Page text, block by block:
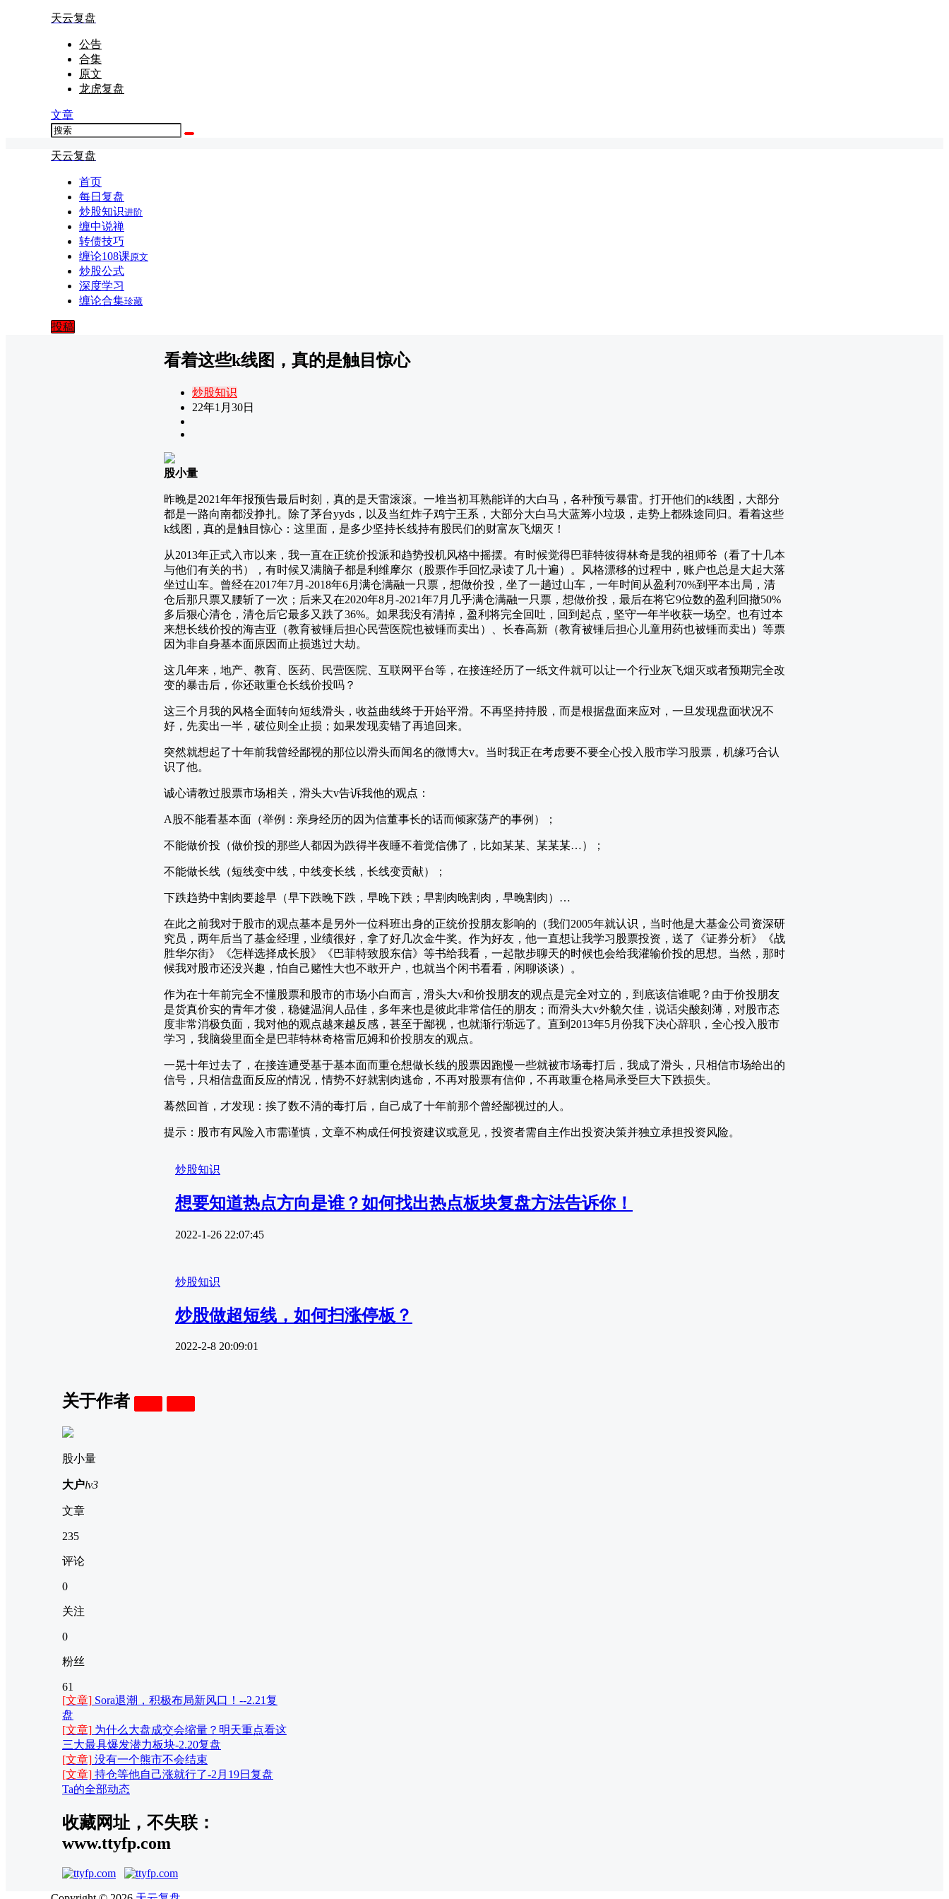
天云复盘
公告
合集
原文
龙虎复盘
文章
天云复盘
首页
每日复盘
炒股知识进阶
缠中说禅
转债技巧
缠论108课原文
炒股公式
深度学习
缠论合集珍藏
投稿
看着这些k线图，真的是触目惊心
炒股知识
22年1月30日
股小量
昨晚是2021年年报预告最后时刻，真的是天雷滚滚。一堆当初耳熟能详的大白马，各种预亏暴雷。打开他们的k线图，大部分
都是一路向南都没挣扎。除了茅台yyds，以及当红炸子鸡宁王系，大部分大白马大蓝筹小垃圾，走势上都殊途同归。看着这些
k线图，真的是触目惊心：这里面，是多少坚持长线持有股民们的财富灰飞烟灭！
从2013年正式入市以来，我一直在正统价投派和趋势投机风格中摇摆。有时候觉得巴菲特彼得林奇是我的祖师爷（看了十几本
与他们有关的书），有时候又满脑子都是利维摩尔（股票作手回忆录读了几十遍）。风格漂移的过程中，账户也总是大起大落
坐过山车。曾经在2017年7月-2018年6月满仓满融一只票，想做价投，坐了一趟过山车，一年时间从盈利70%到平本出局，清
仓后那只票又腰斩了一次；后来又在2020年8月-2021年7月几乎满仓满融一只票，想做价投，最后在将它9位数的盈利回撤50%
多后狠心清仓，清仓后它最多又跌了36%。如果我没有清掉，盈利将完全回吐，回到起点，坚守一年半收获一场空。也有过本
来想长线价投的海吉亚（教育被锤后担心民营医院也被锤而卖出）、长春高新（教育被锤后担心儿童用药也被锤而卖出）等票
因为非自身基本面原因而止损逃过大劫。
这几年来，地产、教育、医药、民营医院、互联网平台等，在接连经历了一纸文件就可以让一个行业灰飞烟灭或者预期完全改
变的暴击后，你还敢重仓长线价投吗？
这三个月我的风格全面转向短线滑头，收益曲线终于开始平滑。不再坚持持股，而是根据盘面来应对，一旦发现盘面状况不
好，先卖出一半，破位则全止损；如果发现卖错了再追回来。
突然就想起了十年前我曾经鄙视的那位以滑头而闻名的微博大v。当时我正在考虑要不要全心投入股市学习股票，机缘巧合认
识了他。
诚心请教过股票市场相关，滑头大v告诉我他的观点：
A股不能看基本面（举例：亲身经历的因为信董事长的话而倾家荡产的事例）；
不能做价投（做价投的那些人都因为跌得半夜睡不着觉信佛了，比如某某、某某某…）；
不能做长线（短线变中线，中线变长线，长线变贡献）；
下跌趋势中割肉要趁早（早下跌晚下跌，早晚下跌；早割肉晚割肉，早晚割肉）…
在此之前我对于股市的观点基本是另外一位科班出身的正统价投朋友影响的（我们2005年就认识，当时他是大基金公司资深研
究员，两年后当了基金经理，业绩很好，拿了好几次金牛奖。作为好友，他一直想让我学习股票投资，送了《证券分析》《战
胜华尔街》《怎样选择成长股》《巴菲特致股东信》等书给我看，一起散步聊天的时候也会给我灌输价投的思想。当然，那时
候我对股市还没兴趣，怕自己赌性大也不敢开户，也就当个闲书看看，闲聊谈谈）。
作为在十年前完全不懂股票和股市的市场小白而言，滑头大v和价投朋友的观点是完全对立的，到底该信谁呢？由于价投朋友
是货真价实的青年才俊，稳健温润人品佳，多年来也是彼此非常信任的朋友；而滑头大v外貌欠佳，说话尖酸刻薄，对股市态
度非常消极负面，我对他的观点越来越反感，甚至于鄙视，也就渐行渐远了。直到2013年5月份我下决心辞职，全心投入股市
学习，我脑袋里面全是巴菲特林奇格雷厄姆和价投朋友的观点。
一晃十年过去了，在接连遭受基于基本面而重仓想做长线的股票因跑慢一些就被市场毒打后，我成了滑头，只相信市场给出的
信号，只相信盘面反应的情况，情势不好就割肉逃命，不再对股票有信仰，不再敢重仓格局承受巨大下跌损失。
蓦然回首，才发现：挨了数不清的毒打后，自己成了十年前那个曾经鄙视过的人。
提示：股市有风险入市需谨慎，文章不构成任何投资建议或意见，投资者需自主作出投资决策并独立承担投资风险。
炒股知识
想要知道热点方向是谁？如何找出热点板块复盘方法告诉你！
2022-1-26 22:07:45
炒股知识
炒股做超短线，如何扫涨停板？
2022-2-8 20:09:01
关于作者
股小量
大户lv3
文章
235
评论
0
关注
0
粉丝
61
[文章] Sora退潮，积极布局新风口！--2.21复
盘
[文章] 为什么大盘成交会缩量？明天重点看这
三大最具爆发潜力板块-2.20复盘
[文章] 没有一个熊市不会结束
[文章] 持仓等他自己涨就行了-2月19日复盘
Ta的全部动态
收藏网址，不失联：
www.ttyfp.com